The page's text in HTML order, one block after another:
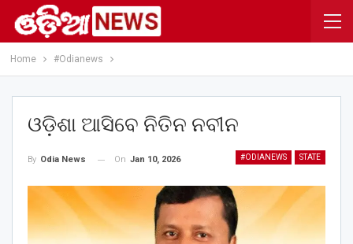
Home #Odianews
ଓଡ଼ିଶା ଆସିବେ ନିତିନ ନବୀନ
#ODIANEWS STATE
By Odia News On Jan 10, 2026